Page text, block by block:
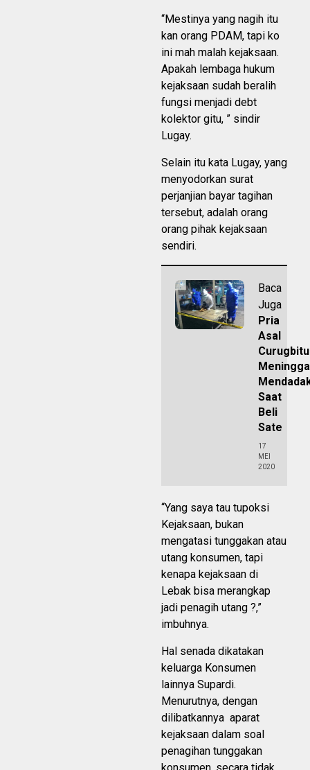
“Mestinya yang nagih itu
kan orang PDAM, tapi ko
ini mah malah kejaksaan.
Apakah lembaga hukum
kejaksaan sudah beralih
fungsi menjadi debt
kolektor gitu, ” sindir
Lugay.
Selain itu kata Lugay, yang
menyodorkan surat
perjanjian bayar tagihan
tersebut, adalah orang
orang pihak kejaksaan
sendiri.
Baca
Juga
Pria
Asal
Saat
Beli
Sate
17
MEI
2020
“Yang saya tau tupoksi
Kejaksaan, bukan
mengatasi tunggakan atau
utang konsumen, tapi
kenapa kejaksaan di
Lebak bisa merangkap
jadi penagih utang ?,”
imbuhnya.
Hal senada dikatakan
keluarga Konsumen
lainnya Supardi.
Menurutnya, dengan
dilibatkannya aparat
kejaksaan dalam soal
penagihan tunggakan